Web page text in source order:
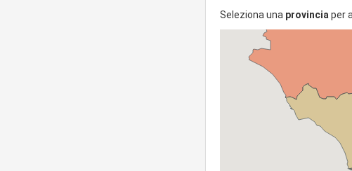
Seleziona una provincia per